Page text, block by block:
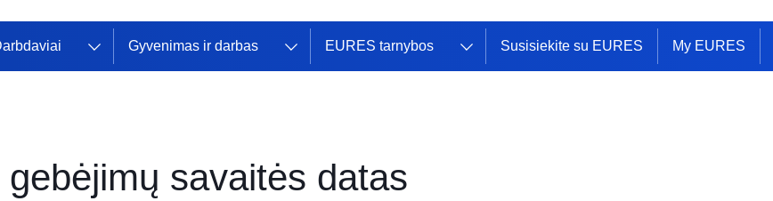
Gyvenimas ir darbas EURES tarnybos Susisiekite su EURES My EURES
savaitės datas